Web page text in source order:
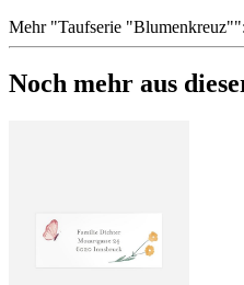
Mehr"Taufserie "Blumenkreuz"":
Noch mehr aus